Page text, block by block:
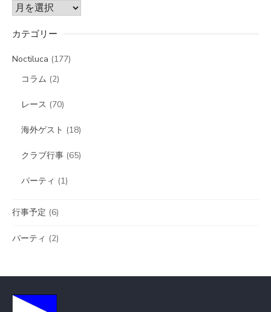
ア
カ
ブ
カテゴリー
Noctiluca (177)
コラム (2)
レース (70)
海外ゲスト (18)
クラブ行事 (65)
パーティ (1)
行事予定 (6)
パーティ (2)